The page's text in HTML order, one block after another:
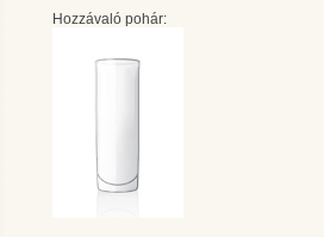
Hozzávaló pohár: